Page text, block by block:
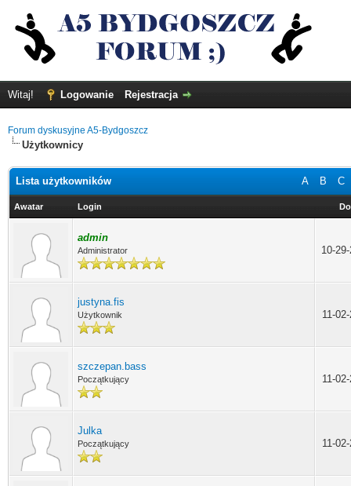
Witaj! Logowanie Rejestracja
Forum dyskusyjne A5-Bydgoszcz
Użytkownicy
A B C
Lista użytkowników
Awatar Login
admin
Administrator 10-
justyna.fis
Użytkownik 11-
szczepan.bass
Początkujący 11-
Julka
Początkujący 11-